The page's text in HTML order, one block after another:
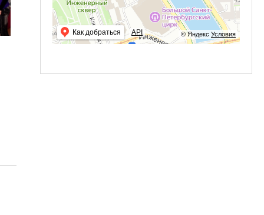
© Яндекс Условия
Как добраться API